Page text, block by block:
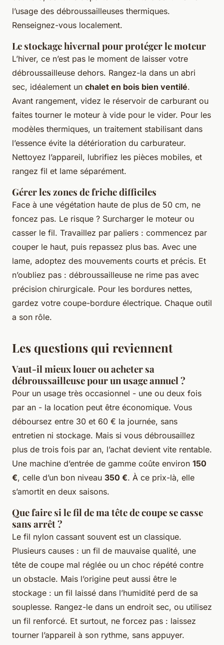
l’usage des débroussailleuses thermiques.
Renseignez-vous localement.
Le stockage hivernal pour protéger le moteur
L’hiver, ce n’est pas le moment de laisser votre
débroussailleuse dehors. Rangez-la dans un abri
sec, idéalement un chalet en bois bien ventilé.
Avant rangement, videz le réservoir de carburant ou
faites tourner le moteur à vide pour le vider. Pour les
modèles thermiques, un traitement stabilisant dans
l’essence évite la détérioration du carburateur.
Nettoyez l’appareil, lubrifiez les pièces mobiles, et
rangez fil et lame séparément.
Gérer les zones de friche difficiles
Face à une végétation haute de plus de 50 cm, ne
foncez pas. Le risque ? Surcharger le moteur ou
casser le fil. Travaillez par paliers : commencez par
couper le haut, puis repassez plus bas. Avec une
lame, adoptez des mouvements courts et précis. Et
n’oubliez pas : débroussailleuse ne rime pas avec
précision chirurgicale. Pour les bordures nettes,
gardez votre coupe-bordure électrique. Chaque outil
a son rôle.
Les questions qui reviennent
Vaut-il mieux louer ou acheter sa
débroussailleuse pour un usage annuel ?
Pour un usage très occasionnel - une ou deux fois
par an - la location peut être économique. Vous
déboursez entre 30 et 60 € la journée, sans
entretien ni stockage. Mais si vous débrousaillez
plus de trois fois par an, l’achat devient vite rentable.
Une machine d’entrée de gamme coûte environ 150
€, celle d’un bon niveau 350 €. À ce prix-là, elle
s’amortit en deux saisons.
Que faire si le fil de ma tête de coupe se casse
sans arrêt ?
Le fil nylon cassant souvent est un classique.
Plusieurs causes : un fil de mauvaise qualité, une
tête de coupe mal réglée ou un choc répété contre
un obstacle. Mais l’origine peut aussi être le
stockage : un fil laissé dans l’humidité perd de sa
souplesse. Rangez-le dans un endroit sec, ou utilisez
un fil renforcé. Et surtout, ne forcez pas : laissez
tourner l’appareil à son rythme, sans appuyer.